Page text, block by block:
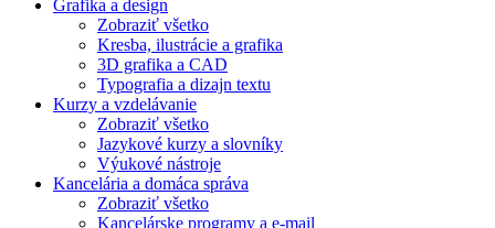
Grafika a design
Zobraziť všetko
Kresba, ilustrácie a grafika
3D grafika a CAD
Typografia a dizajn textu
Kurzy a vzdelávanie
Zobraziť všetko
Jazykové kurzy a slovníky
Výukové nástroje
Kancelária a domáca správa
Zobraziť všetko
Kancelárske programy a e-mail